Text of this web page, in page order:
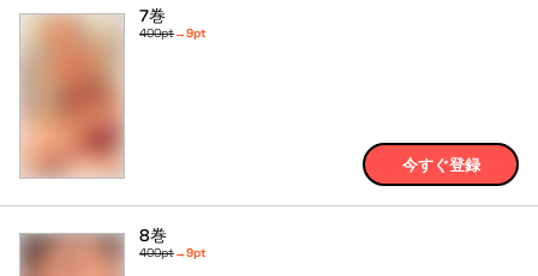
7巻
400pt→9pt
今すぐ登録
8巻
400pt→9pt